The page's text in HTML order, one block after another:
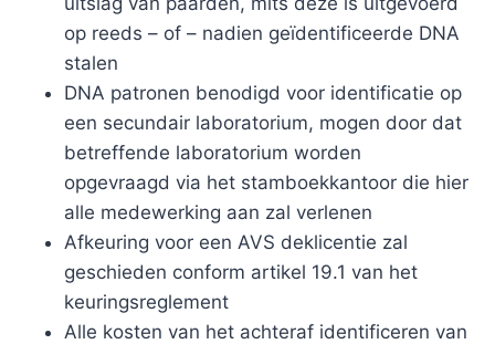
op reeds – of – nadien geïdentificeerde DNA
stalen
DNA patronen benodigd voor identificatie op
een secundair laboratorium, mogen door dat
betreffende laboratorium worden
opgevraagd via het stamboekkantoor die hier
alle medewerking aan zal verlenen
Afkeuring voor een AVS deklicentie zal
geschieden conform artikel 19.1 van het
keuringsreglement
Alle kosten van het achteraf identificeren van